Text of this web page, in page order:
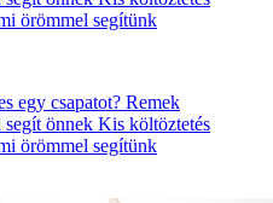
örömmel segítünk
egy csapatot? Remek
önnek Kis költöztetés
örömmel segítünk